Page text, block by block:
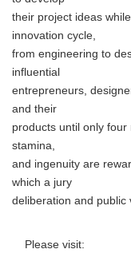
their project ideas
innovation cycle,
from engineering to
influential
entrepreneurs,
and their
products until only
stamina,
and ingenuity are
which a jury
deliberation and public
Please visit: